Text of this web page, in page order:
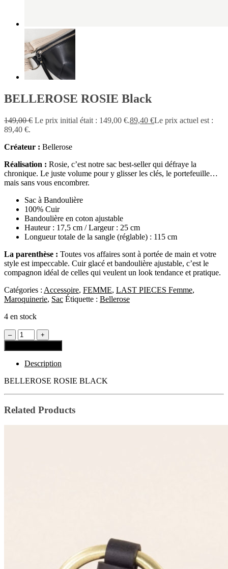
BELLEROSE ROSIE Black
149,00€ Le prix initial était : 149,00 €.89,40 €Le prix actuel est :
89,40 €.
Créateur : Bellerose
Réalisation : Rosie, c’est notre sac best-seller qui défraye la
chronique. Le juste volume pour y glisser les clés, le portefeuille…
mais sans vous encombrer.
Sac à Bandoulière
100% Cuir
Bandoulière en coton ajustable
Hauteur : 17,5 cm / Largeur : 25 cm
Longueur totale de la sangle (réglable) : 115 cm
La parenthèse : Toutes vos affaires sont à portée de main et votre
style est impeccable. Cuir glacé et bandoulière ajustable, c’est le
compagnon idéal de celles qui veulent un look tendance et pratique.
Catégories : Accessoire, FEMME, LAST PIECES Femme,
Maroquinerie, Sac Étiquette : Bellerose
4 en stock
Description
BELLEROSE ROSIE BLACK
Related Products